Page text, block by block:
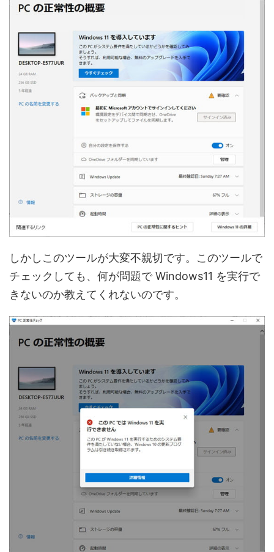
しかしこのツールが大変不親切です。このツールで
チェックしても、何が問題で Windows11 を実行で
きないのか教えてくれないのです。